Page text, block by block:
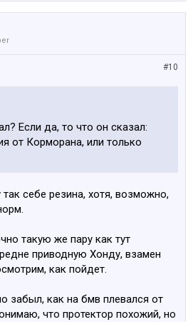
#10
Если да, то что он сказал:
от Корморана, или только
себе резина, хотя, возможно,
такую же пару как тут
приводную Хонду, взамен
как пойдет.
забыл, как на бмв плевался от
что протектор похожий, но